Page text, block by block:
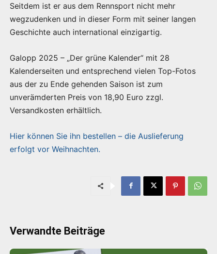
Seitdem ist er aus dem Rennsport nicht mehr
wegzudenken und in dieser Form mit seiner langen
Geschichte auch international einzigartig.
Galopp 2025 – „Der grüne Kalender“ mit 28
Kalenderseiten und entsprechend vielen Top-Fotos
aus der zu Ende gehenden Saison ist zum
unverämderten Preis von 18,90 Euro zzgl.
Versandkosten erhältlich.
Hier können Sie ihn bestellen – die Auslieferung
erfolgt vor Weihnachten.
Verwandte Beiträge